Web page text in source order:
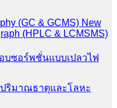
(GC & GCMS) New
(HPLC & LCMSMS)
บซอร์พชั่นแบบเปลวไฟ
ปริมาณธาตุและโลหะ